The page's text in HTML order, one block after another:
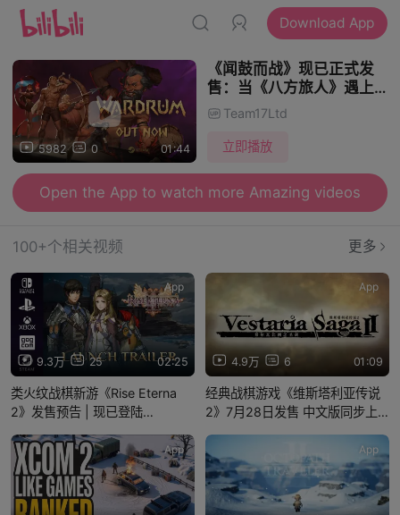
Download App
5982 0 01:44
《闻鼓而战》现已正式发
售：当《八方旅人》遇上
《火焰纹章》，再配上超带
感节拍
Team17Ltd
立即播放
Open the App to watch more Amazing videos
100+个相关视频 更多
9.3万 25 02:25
App
类火纹战棋新游《Rise Eterna
2》发售预告 | 现已登陆
4.9万 6 01:09
App
经典战棋游戏《维斯塔利亚传说
2》7月28日发售 中文版同步上
App App